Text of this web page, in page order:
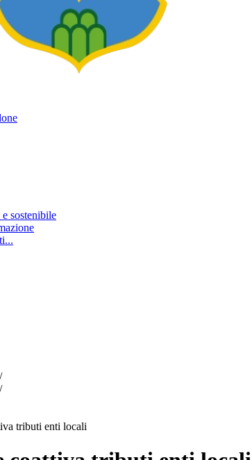
sostenibile
/
/
tributi enti locali